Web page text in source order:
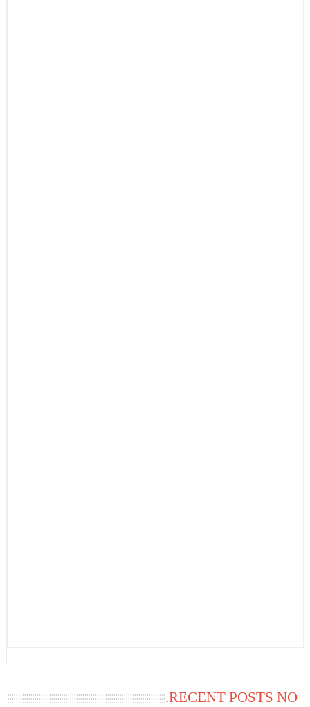
RECENT POSTS NO.